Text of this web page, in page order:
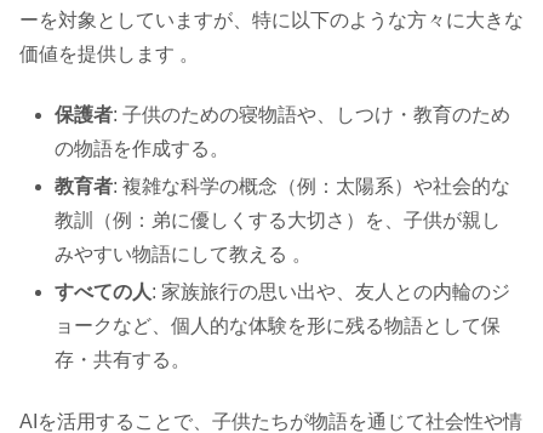
ーを対象としていますが、特に以下のような方々に大きな
価値を提供します 。
保護者: 子供のための寝物語や、しつけ・教育のため
の物語を作成する。
教育者: 複雑な科学の概念（例：太陽系）や社会的な
教訓（例：弟に優しくする大切さ）を、子供が親し
みやすい物語にして教える 。
すべての人: 家族旅行の思い出や、友人との内輪のジ
ョークなど、個人的な体験を形に残る物語として保
存・共有する。
AIを活用することで、子供たちが物語を通じて社会性や情